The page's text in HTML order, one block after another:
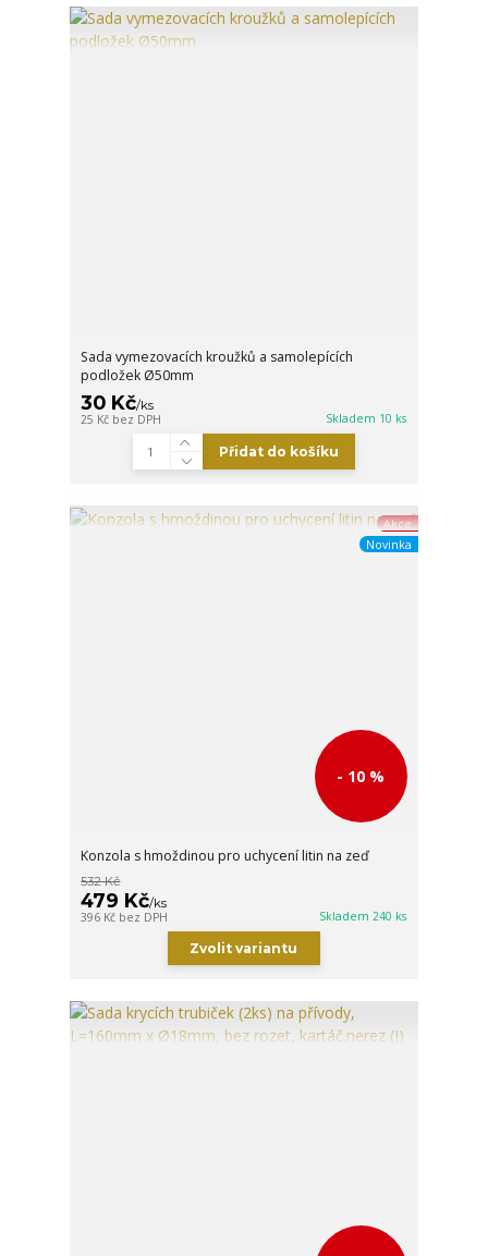
Sada vymezovacích kroužků a samolepících
podložek Ø50mm
30 Kč/ks
25 Kč bez DPH Skladem 10 ks
Přidat do košíku
Akce
Novinka
- 10 %
Konzola s hmoždinou pro uchycení litin na zeď
532 Kč
479 Kč/ks
396 Kč bez DPH Skladem 240 ks
Zvolit variantu